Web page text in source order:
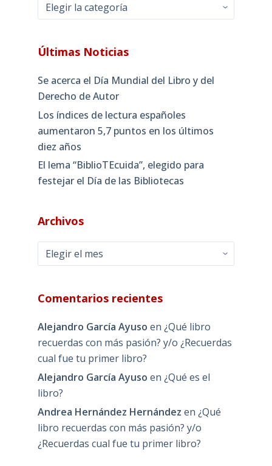
Últimas Noticias
Se acerca el Día Mundial del Libro y del
Derecho de Autor
Los índices de lectura españoles
aumentaron 5,7 puntos en los últimos
diez años
El lema “BiblioTEcuida”, elegido para
festejar el Día de las Bibliotecas
Archivos
Archivos
Comentarios recientes
Alejandro García Ayuso en ¿Qué libro
recuerdas con más pasión? y/o ¿Recuerdas
cual fue tu primer libro?
Alejandro García Ayuso en ¿Qué es el
libro?
Andrea Hernández Hernández en ¿Qué
libro recuerdas con más pasión? y/o
¿Recuerdas cual fue tu primer libro?